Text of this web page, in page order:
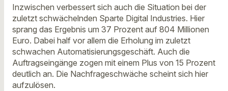
Inzwischen verbessert sich auch die Situation bei der
zuletzt schwächelnden Sparte Digital Industries. Hier
sprang das Ergebnis um 37 Prozent auf 804 Millionen
Euro. Dabei half vor allem die Erholung im zuletzt
schwachen Automatisierungsgeschäft. Auch die
Auftragseingänge zogen mit einem Plus von 15 Prozent
deutlich an. Die Nachfrageschwäche scheint sich hier
aufzulösen.